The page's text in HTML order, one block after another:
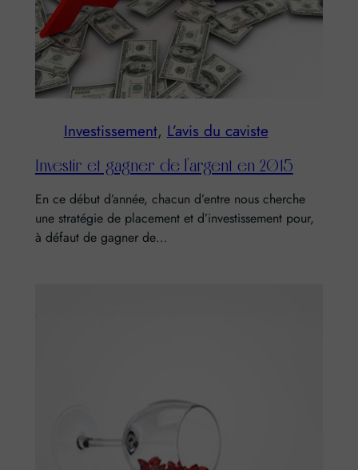
Investissement, L’avis du caviste
Investir et gagner de l’argent en 2015
En ce début d’année, chacun d’entre nous cherche
une stratégie de placement et d’investissement pour,
à défaut de gagner de…